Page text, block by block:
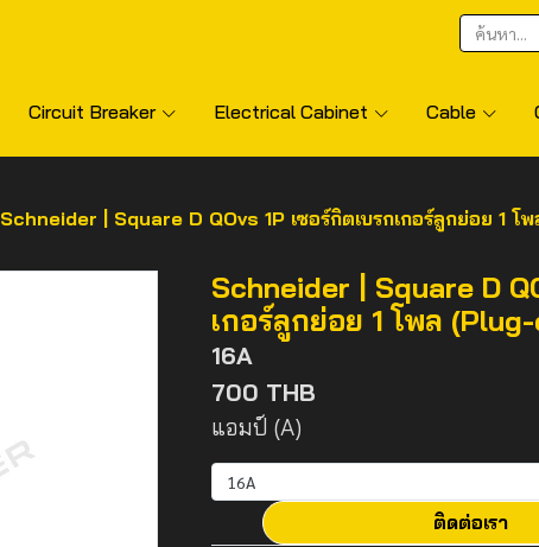
Circuit Breaker Electrical Cabinet Cable
Schneider | Square D QOvs 1P เซอร์กิตเบรกเกอร์ลูกย่อย 1 โ
Schneider | Square D
เกอร์ลูกย่อย 1 โพล
16A
700 THB
แอมป์ (A)
16A
ติดต่อเรา